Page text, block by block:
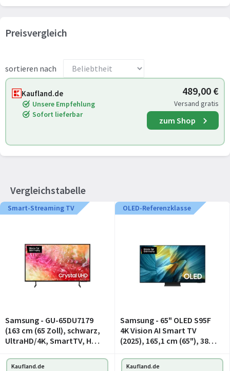
Preisvergleich
sortieren nach
Kaufland.de
Unsere Empfehlung
Sofort lieferbar
489,00 €
Versand gratis
zum Shop
Vergleichstabelle
Smart-Streaming TV
Samsung - GU-65DU7179
(163 cm (65 Zoll), schwarz,
UltraHD/4K, SmartTV, HDR
OLED-Referenzklasse
Samsung - 65" OLED S95F
4K Vision AI Smart TV
(2025), 165,1 cm (65"), 3840
TV, WLAN, Schwarz
Kaufland.de
Kaufland.de